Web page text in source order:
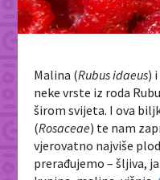
Malina (Rubus idaeus)
neke vrste iz roda
širom svijeta. I ova
(Rosaceae) te nam
vjerovatno najviše
prerađujemo – šljiva,